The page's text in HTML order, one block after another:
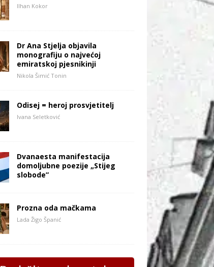
Ilhan Kokor
Dr Ana Stjelja objavila
monografiju o najvećoj
emiratskoj pjesnikinji
Nikola Šimić Tonin
Odisej = heroj prosvjetitelj
Ivana Seletković
Dvanaesta manifestacija
domoljubne poezije „Stijeg
slobode”
Prozna oda mačkama
Lada Žigo Španić